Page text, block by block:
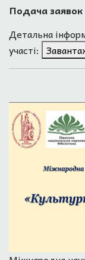
Подача
Детальна
участі: